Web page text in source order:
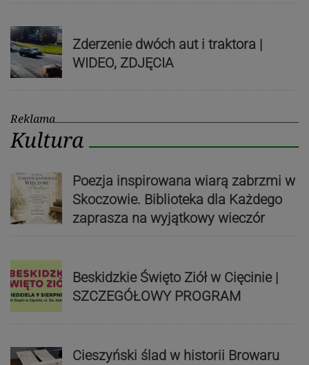
Zderzenie dwóch aut i traktora |
WIDEO, ZDJĘCIA
Reklama
Kultura
Poezja inspirowana wiarą zabrzmi w
Skoczowie. Biblioteka dla Każdego
zaprasza na wyjątkowy wieczór
Beskidzkie Święto Ziół w Cięcinie |
SZCZEGÓŁOWY PROGRAM
Cieszyński ślad w historii Browaru